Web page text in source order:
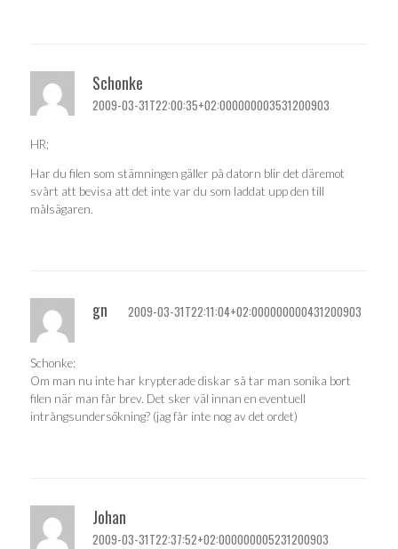
Schonke
2009-03-31T22:00:35+02:000000003531200903
HR;
Har du filen som stämningen gäller på datorn blir det däremot
svårt att bevisa att det inte var du som laddat upp den till
målsägaren.
gn 2009-03-31T22:11:04+02:000000000431200903
Schonke:
Om man nu inte har krypterade diskar så tar man sonika bort
filen när man får brev. Det sker väl innan en eventuell
intrångsundersökning? (jag får inte nog av det ordet)
Johan
2009-03-31T22:37:52+02:000000005231200903